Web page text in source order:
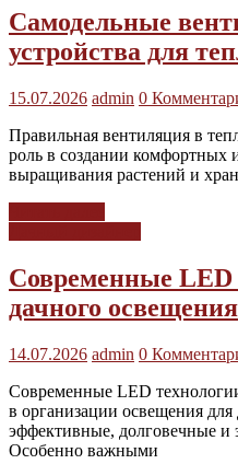
Самодельные
устройства для
15.07.2026 admin 0
Правильная вентиляция в
роль в создании комфортных
выращивания растений и
Современные LED
дачного освещения
14.07.2026 admin 0
Современные LED
в организации освещения для
эффективные, долговечные
Особенно важными